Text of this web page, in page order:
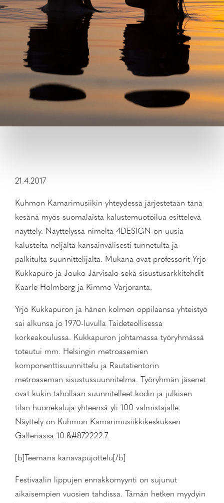
21.4.2017
Kuhmon Kamarimusiikin yhteydessä järjestetään tänä
kesänä myös suomalaista kalustemuotoilua esittelevä
näyttely. Näyttelyssä nimeltä 4DESIGN on uusia
kalusteita neljältä kansainvälisesti tunnetulta ja
palkitulta suunnittelijalta. Mukana ovat professorit Yrjö
Kukkapuro ja Jouko Järvisalo sekä sisustusarkkitehdit
Kaarle Holmberg ja Kimmo Varjoranta.
Yrjö Kukkapuron ja hänen kolmen oppilaansa yhteistyö
sai alkunsa jo 1970-luvulla Taideteollisessa
korkeakoulussa. Kukkapuron johtamassa työryhmässä
toteutui mm. Helsingin metroasemien
komponenttisuunnittelu ja Rautatientorin
metroaseman sisustussuunnitelma. Työryhmän jäsenet
ovat kukin tahollaan suunnitelleet kodin ja julkisen
tilan huonekaluja yhteensä yli 100 valmistajalle.
Näyttely on Kuhmon Kamarimusiikkikeskuksen
Galleriassa 10.&#872222.7.
[b]Teemana kanavapujottelu[/b]
Festivaalin lippujen ennakkomyynti on sujunut
aikaisempien vuosien tahdissa. Tämän hetken myydyin